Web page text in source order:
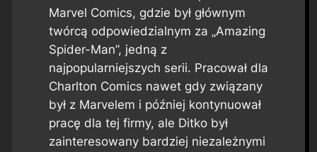
Marvel Comics, gdzie był głównym
twórcą odpowiedzialnym za „Amazing
Spider-Man”, jedną z
najpopularniejszych serii. Pracował dla
Charlton Comics nawet gdy związany
był z Marvelem i później kontynuował
pracę dla tej firmy, ale Ditko był
zainteresowany bardziej niezależnymi